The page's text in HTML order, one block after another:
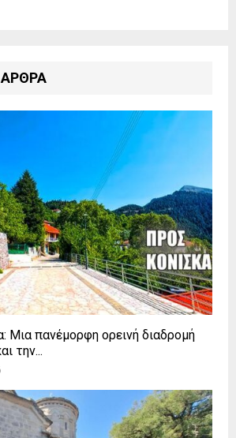
Μια πανέμορφη ορεινή διαδρομή
την...